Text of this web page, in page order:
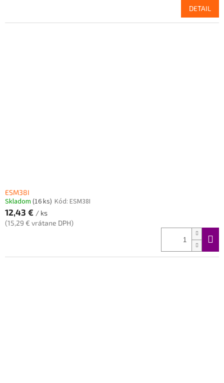
DETAIL
ESM38I
Skladom (16 ks) Kód: ESM38I
12,43 € / ks
(15,29 € vrátane DPH)